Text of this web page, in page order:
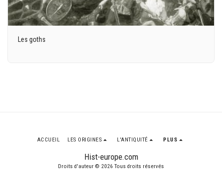
Les goths
Hist-europe.com
Droits d'auteur © 2026 Tous droits réservés
ACCUEIL LES ORIGINES L'ANTIQUITÉ PLUS